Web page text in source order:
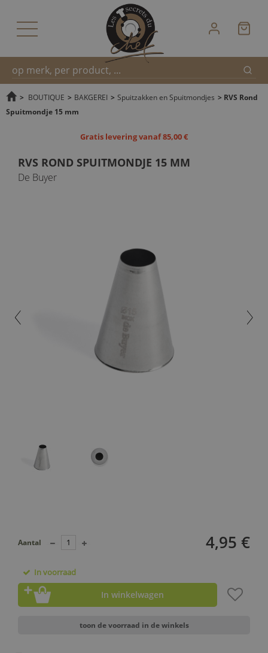
Snel
> BOUTIQUE > BAKGEREI > Spuitzakken en Spuitmondjes > RVS Rond
Spuitmondje 15 mm
Gratis levering vanaf 85,00 €
RVS ROND SPUITMONDJE 15 MM
De Buyer
4,95 €
Aantal
In voorraad
In winkelwagen
toon de voorraad in de winkels